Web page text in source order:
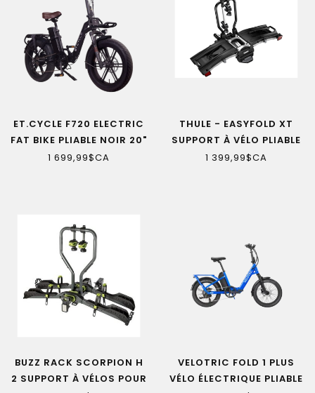
ET.CYCLE F720 ELECTRIC
FAT BIKE PLIABLE NOIR 20"
1 699,99$CA
THULE - EASYFOLD XT
SUPPORT À VÉLO PLIABLE
1 399,99$CA
BUZZ RACK SCORPION H
2 SUPPORT À VÉLOS POUR
VELOTRIC FOLD 1 PLUS
VÉLO ÉLECTRIQUE PLIABLE